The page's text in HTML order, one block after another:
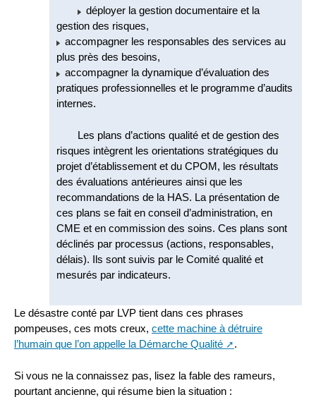
déployer la gestion documentaire et la
gestion des risques,
accompagner les responsables des services au
plus près des besoins,
accompagner la dynamique d’évaluation des
pratiques professionnelles et le programme d’audits
internes.
Les plans d’actions qualité et de gestion des
risques intègrent les orientations stratégiques du
projet d’établissement et du CPOM, les résultats
des évaluations antérieures ainsi que les
recommandations de la HAS. La présentation de
ces plans se fait en conseil d’administration, en
CME et en commission des soins. Ces plans sont
déclinés par processus (actions, responsables,
délais). Ils sont suivis par le Comité qualité et
mesurés par indicateurs.
Le désastre conté par LVP tient dans ces phrases
pompeuses, ces mots creux, cette machine à détruire
l’humain que l’on appelle la Démarche Qualité
.
Si vous ne la connaissez pas, lisez la fable des rameurs,
pourtant ancienne, qui résume bien la situation :